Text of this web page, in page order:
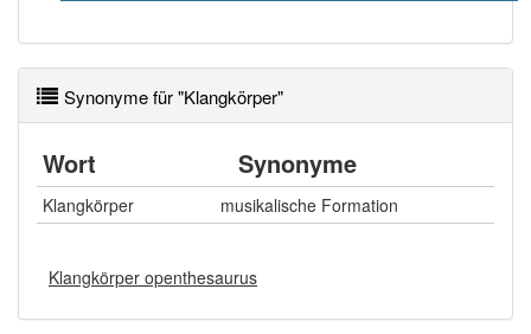
Synonyme für "Klangkörper"
Wort Synonyme
Klangkörper musikalische Formation
Klangkörper openthesaurus